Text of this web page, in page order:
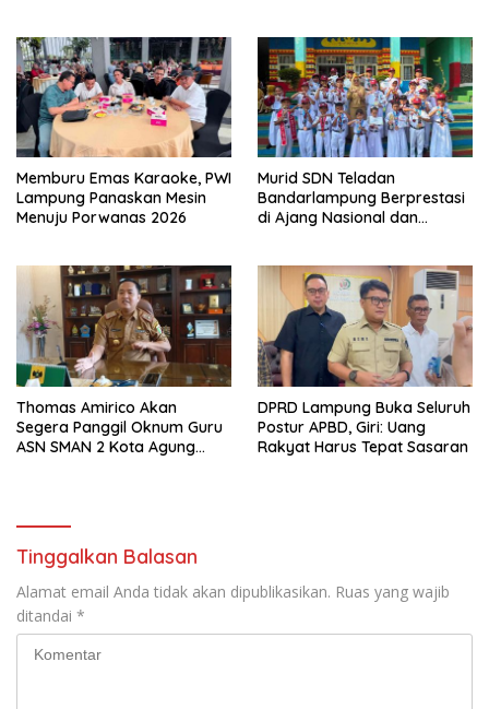
Memburu Emas Karaoke, PWI
Lampung Panaskan Mesin
Menuju Porwanas 2026
Murid SDN Teladan
Bandarlampung Berprestasi
di Ajang Nasional dan
Thomas Amirico Akan
Segera Panggil Oknum Guru
ASN SMAN 2 Kota Agung
DPRD Lampung Buka Seluruh
Postur APBD, Giri: Uang
Rakyat Harus Tepat Sasaran
Tinggalkan Balasan
Alamat email Anda tidak akan dipublikasikan. Ruas yang wajib
ditandai *